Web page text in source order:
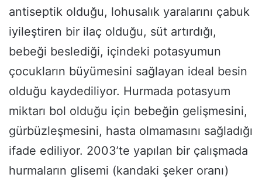
antiseptik olduğu, lohusalık yaralarını çabuk
iyileştiren bir ilaç olduğu, süt artırdığı,
bebeği beslediği, içindeki potasyumun
çocukların büyümesini sağlayan ideal besin
olduğu kaydediliyor. Hurmada potasyum
miktarı bol olduğu için bebeğin gelişmesini,
gürbüzleşmesini, hasta olmamasını sağladığı
ifade ediliyor. 2003’te yapılan bir çalışmada
hurmaların glisemi (kandaki şeker oranı)